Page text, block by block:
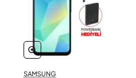
SAMSUNG